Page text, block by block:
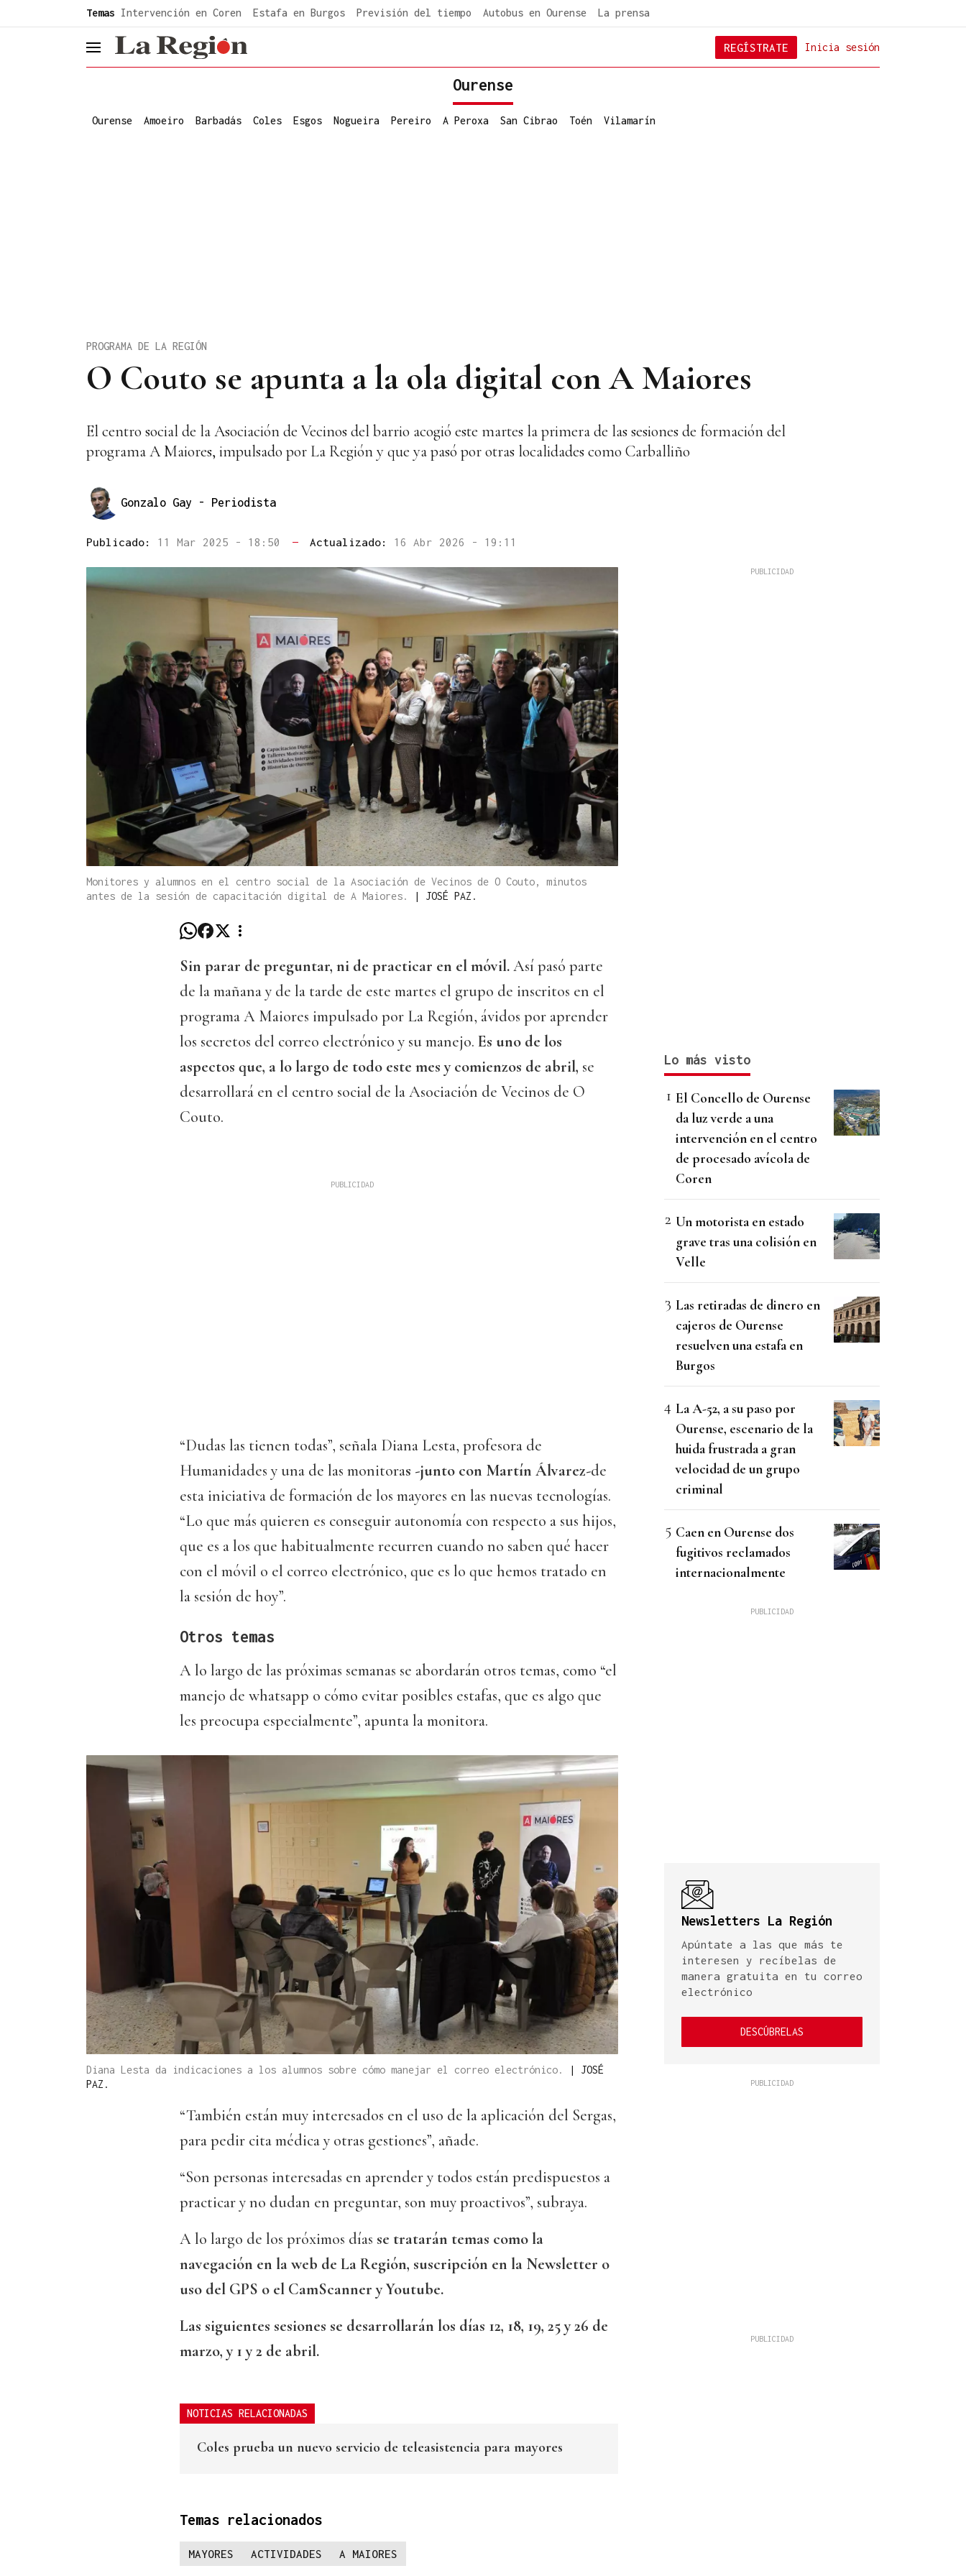
Temas Intervención en Coren Estafa en Burgos Previsión del tiempo Autobus en Ourense La prensa
header.menu.open Inicia sesión
REGÍSTRATE
Ourense
Ourense Amoeiro Barbadás Coles Esgos Nogueira Pereiro A Peroxa San Cibrao Toén Vilamarín
O Couto se apunta a la ola digital con A Maiores
PROGRAMA DE LA REGIÓN
El centro social de la Asociación de Vecinos del barrio acogió este martes la primera de las sesiones de formación del
programa A Maiores, impulsado por La Región y que ya pasó por otras localidades como Carballiño
Gonzalo Gay - Periodista
Publicado: 11 Mar 2025 - 18:50 — Actualizado: 16 Abr 2026 - 19:11
Monitores y alumnos en el centro social de la Asociación de Vecinos de O Couto, minutos
antes de la sesión de capacitación digital de A Maiores.
| JOSÉ PAZ.
Sin parar de preguntar, ni de practicar en el móvil.Así pasó parte
de la mañana y de la tarde de este martes el grupo de inscritos en el
programa A Maiores impulsado por La Región, ávidos por aprender
los secretos del correo electrónico y su manejo. Es uno de los
aspectos que, a lo largo de todo este mes y comienzos de abril, se
desarrollará en el centro social de la Asociación de Vecinos de O
Couto.
“Dudas las tienen todas”, señala Diana Lesta, profesora de
Humanidades y una de las monitoras -junto con Martín Álvarez-de
esta iniciativa de formación de los mayores en las nuevas tecnologías.
“Lo que más quieren es conseguir autonomía con respecto a sus hijos,
que es a los que habitualmente recurren cuando no saben qué hacer
con el móvil o el correo electrónico, que es lo que hemos tratado en
la sesión de hoy”.
Otros temas
A lo largo de las próximas semanas se abordarán otros temas, como “el
manejo de whatsapp o cómo evitar posibles estafas, que es algo que
les preocupa especialmente”, apunta la monitora.
Diana Lesta da indicaciones a los alumnos sobre cómo manejar el correo electrónico. | JOSÉ
PAZ.
“También están muy interesados en el uso de la aplicación del Sergas,
para pedir cita médica y otras gestiones”, añade.
“Son personas interesadas en aprender y todos están predispuestos a
practicar y no dudan en preguntar, son muy proactivos”, subraya.
A lo largo de los próximos días se tratarán temas como la
navegación en la web de La Región, suscripción en la Newsletter o
uso del GPS o el CamScanner y Youtube.
Las siguientes sesiones se desarrollarán los días 12, 18, 19, 25 y 26 de
marzo, y 1 y 2 de abril.
NOTICIAS RELACIONADAS
Coles prueba un nuevo servicio de teleasistencia para mayores
Temas relacionados
MAYORES ACTIVIDADES A MAIORES
Lo más visto
El Concello de Ourense
da luz verde a una
intervención en el centro
de procesado avícola de
Coren
Un motorista en estado
grave tras una colisión en
Velle
Las retiradas de dinero en
cajeros de Ourense
resuelven una estafa en
Burgos
La A-52, a su paso por
Ourense, escenario de la
huida frustrada a gran
velocidad de un grupo
criminal
Caen en Ourense dos
fugitivos reclamados
internacionalmente
Newsletters La Región
Apúntate a las que más te
interesen y recíbelas de
manera gratuita en tu correo
electrónico
DESCÚBRELAS